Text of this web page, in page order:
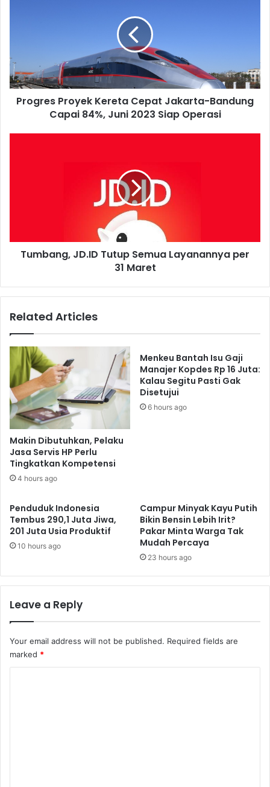
Capai
84%,
Juni
2023
Progres Proyek Kereta Cepat Jakarta-Bandung
Capai 84%, Juni 2023 Siap Operasi
Tumbang, JD.ID Tutup Semua Layanannya per
31 Maret
Related Articles
Makin Dibutuhkan, Pelaku
Jasa Servis HP Perlu
Tingkatkan Kompetensi
4 hours ago
Menkeu Bantah Isu Gaji
Manajer Kopdes Rp 16 Juta:
Kalau Segitu Pasti Gak
Disetujui
6 hours ago
Penduduk Indonesia
Tembus 290,1 Juta Jiwa,
201 Juta Usia Produktif
10 hours ago
Campur Minyak Kayu Putih
Bikin Bensin Lebih Irit?
Pakar Minta Warga Tak
Mudah Percaya
23 hours ago
Leave a Reply
Your email address will not be published. Required fields are
marked *